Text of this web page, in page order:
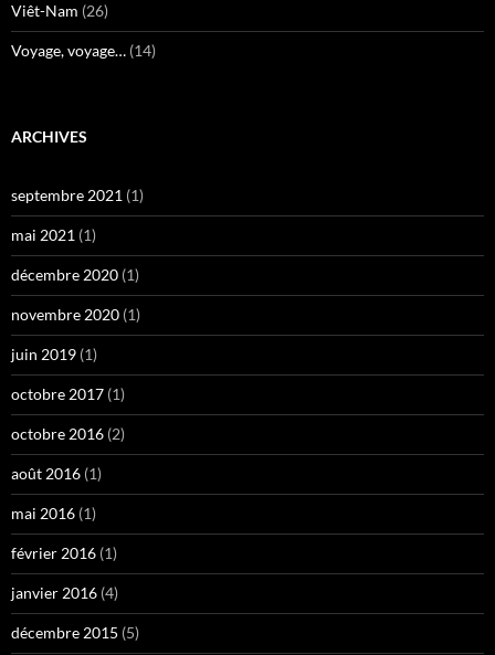
Viêt-Nam (26)
Voyage, voyage… (14)
ARCHIVES
septembre 2021 (1)
mai 2021 (1)
décembre 2020 (1)
novembre 2020 (1)
juin 2019 (1)
octobre 2017 (1)
octobre 2016 (2)
août 2016 (1)
mai 2016 (1)
février 2016 (1)
janvier 2016 (4)
décembre 2015 (5)